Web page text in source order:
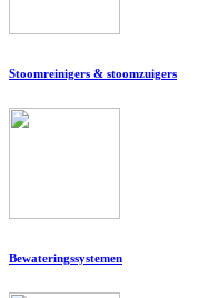
Stoomreinigers & stoomzuigers
Bewateringssystemen